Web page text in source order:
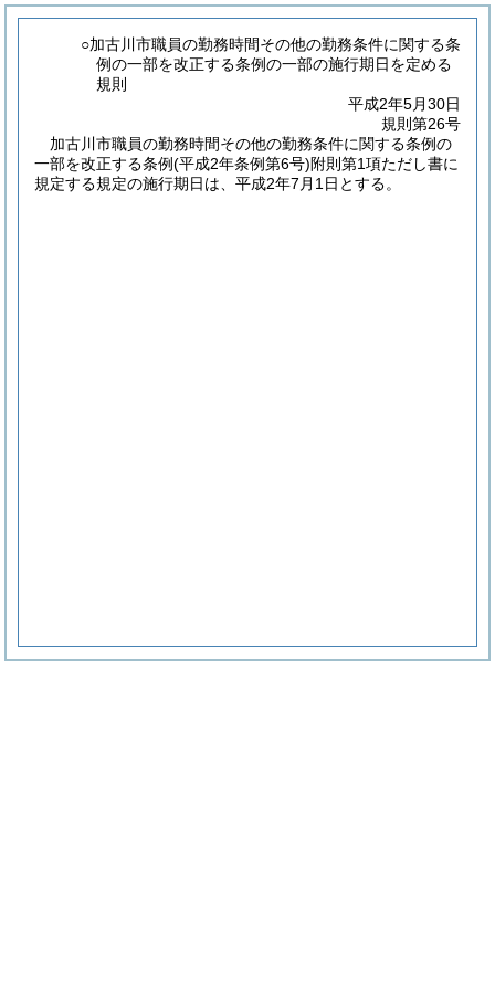
○加古川市職員の勤務時間その他の勤務条件に関する条
例の一部を改正する条例の一部の施行期日を定める
規則
平成2年5月30日
規則第26号
加古川市職員の勤務時間その他の勤務条件に関する条例の
一部を改正する条例(平成2年条例第6号)附則第1項ただし書に
規定する規定の施行期日は、平成2年7月1日とする。